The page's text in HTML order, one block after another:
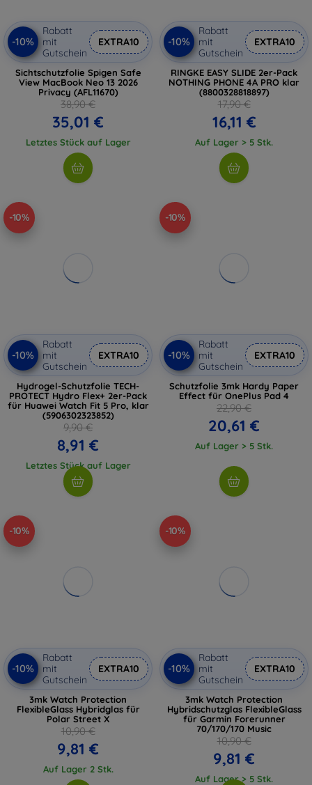
-10%
Rabatt
mit
Gutschein
EXTRA10
Sichtschutzfolie Spigen Safe
View MacBook Neo 13 2026
Privacy (AFL11670)
38,90 €
35,01 €
Letztes Stück auf Lager
-10%
Rabatt
mit
Gutschein
EXTRA10
RINGKE EASY SLIDE 2er-Pack
NOTHING PHONE 4A PRO klar
(8800328818897)
17,90 €
16,11 €
Auf Lager > 5 Stk.
-10%
-10%
Rabatt
mit
Gutschein
EXTRA10
Hydrogel-Schutzfolie TECH-
PROTECT Hydro Flex+ 2er-Pack
für Huawei Watch Fit 5 Pro, klar
(5906302323852)
9,90 €
8,91 €
Letztes Stück auf Lager
-10%
-10%
Rabatt
mit
Gutschein
EXTRA10
Schutzfolie 3mk Hardy Paper
Effect für OnePlus Pad 4
22,90 €
20,61 €
Auf Lager > 5 Stk.
-10%
-10%
Rabatt
mit
Gutschein
EXTRA10
3mk Watch Protection
FlexibleGlass Hybridglas für
Polar Street X
10,90 €
9,81 €
Auf Lager 2 Stk.
-10%
-10%
Rabatt
mit
Gutschein
EXTRA10
3mk Watch Protection
Hybridschutzglas FlexibleGlass
für Garmin Forerunner
70/170/170 Music
10,90 €
9,81 €
Auf Lager > 5 Stk.